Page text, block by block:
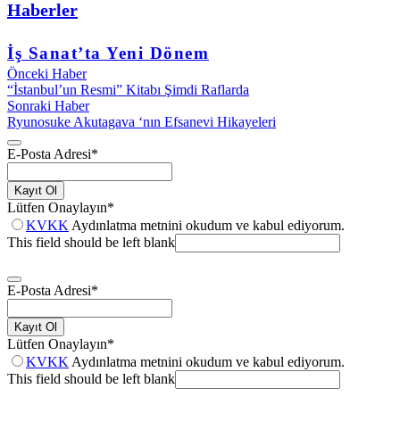
Haberler
İş Sanat’ta Yeni Dönem
Önceki Haber
“İstanbul’un Resmi” Kitabı Şimdi Raflarda
Sonraki Haber
Ryunosuke Akutagava ‘nın Efsanevi Hikayeleri
E-Posta Adresi*
Kayıt Ol
Lütfen Onaylayın*
KVKK Aydınlatma metnini okudum ve kabul ediyorum.
This field should be left blank
E-Posta Adresi*
Kayıt Ol
Lütfen Onaylayın*
KVKK Aydınlatma metnini okudum ve kabul ediyorum.
This field should be left blank